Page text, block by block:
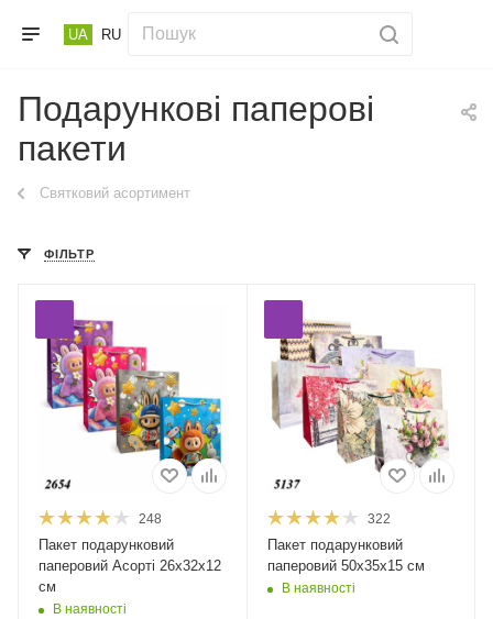
UA RU
Подарункові паперові
пакети
Святковий асортимент
ФІЛЬТР
248
Пакет подарунковий
паперовий Асорті 26х32х12
см
В наявності
322
Пакет подарунковий
паперовий 50х35х15 см
В наявності